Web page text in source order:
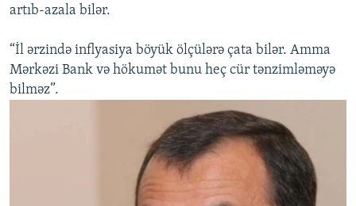
artıb-azala bilər.
“İl ərzində inflyasiya böyük ölçülərə çata bilər. Amma
Mərkəzi Bank və hökumət bunu heç cür tənzimləməyə
bilməz”.